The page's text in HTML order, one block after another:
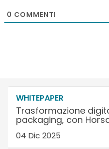
0 COMMENTI
WHITEPAPER
Trasformazione
packaging, con
04 Dic 2025